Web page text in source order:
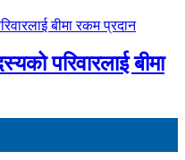
परिवारलाई बीमा